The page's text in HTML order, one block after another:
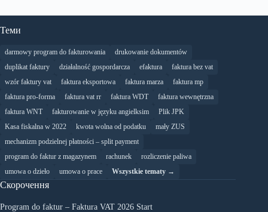
Теми
darmowy program do fakturowania
drukowanie dokumentów
duplikat faktury
działalność gospordarcza efaktura
faktura bez vat
wzór faktury vat
faktura eksportowa faktura marza
faktura mp
faktura pro-forma
faktura vat rr faktura WDT
faktura wewnętrzna
faktura WNT
fakturowanie w języku angielksim
Plik JPK
Kasa fiskalna w 2022
kwota wolna od podatku
mały ZUS
mechanizm podzielnej płatności – split payment
program do faktur z magazynem
rachunek
rozliczenie paliwa
umowa o dzieło
umowa o prace Wszystkie tematy →
Скорочення
Program do faktur – Faktura VAT 2026 Start